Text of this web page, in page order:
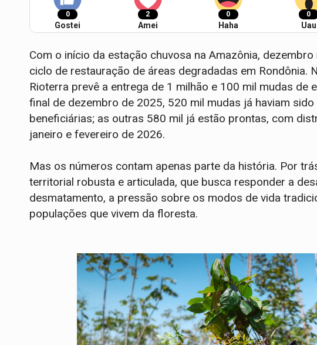
0
Gostei
2
Amei
0
Haha
0
Uau
Com o início da estação chuvosa na Amazônia,
ciclo de restauração de áreas degradadas em Rondônia.
Rioterra prevê a entrega de 1 milhão e 100 mil mudas de
final de dezembro de 2025, 520 mil mudas já haviam
beneficiárias; as outras 580 mil já estão prontas, com
janeiro e fevereiro de 2026.
Mas os números contam apenas parte da história. Por
territorial robusta e articulada, que busca responder a
desmatamento, a pressão sobre os modos de vida
populações que vivem da floresta.